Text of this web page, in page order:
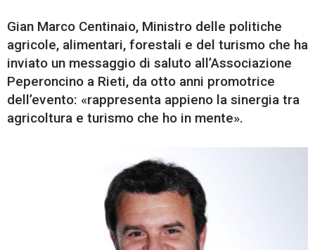
Gian Marco Centinaio, Ministro delle politiche
agricole, alimentari, forestali e del turismo che ha
inviato un messaggio di saluto all’Associazione
Peperoncino a Rieti, da otto anni promotrice
dell’evento: «rappresenta appieno la sinergia tra
agricoltura e turismo che ho in mente».